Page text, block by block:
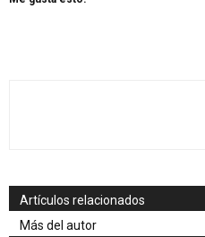
Artículos relacionados
Más del autor